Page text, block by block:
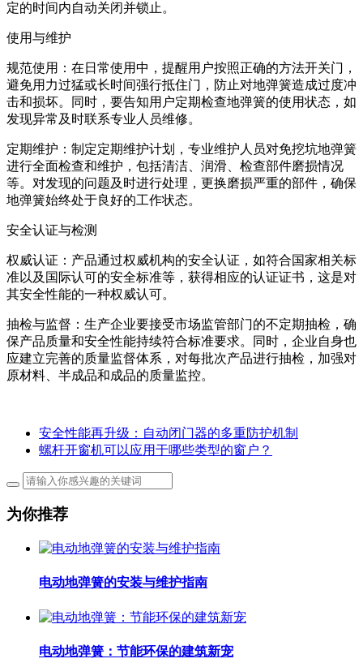
定的时间内自动关闭并锁止。
使用与维护
规范使用：在日常使用中，提醒用户按照正确的方法开关门，
避免用力过猛或长时间强行抵住门，防止对地弹簧造成过度冲
击和损坏。同时，要告知用户定期检查地弹簧的使用状态，如
发现异常及时联系专业人员维修。
定期维护：制定定期维护计划，专业维护人员对免挖坑地弹簧
进行全面检查和维护，包括清洁、润滑、检查部件磨损情况
等。对发现的问题及时进行处理，更换磨损严重的部件，确保
地弹簧始终处于良好的工作状态。
安全认证与检测
权威认证：产品通过权威机构的安全认证，如符合国家相关标
准以及国际认可的安全标准等，获得相应的认证证书，这是对
其安全性能的一种权威认可。
抽检与监督：生产企业要接受市场监管部门的不定期抽检，确
保产品质量和安全性能持续符合标准要求。同时，企业自身也
应建立完善的质量监督体系，对每批次产品进行抽检，加强对
原材料、半成品和成品的质量监控。
安全性能再升级：自动闭门器的多重防护机制
螺杆开窗机可以应用于哪些类型的窗户？
为你推荐
电动地弹簧的安装与维护指南
电动地弹簧：节能环保的建筑新宠